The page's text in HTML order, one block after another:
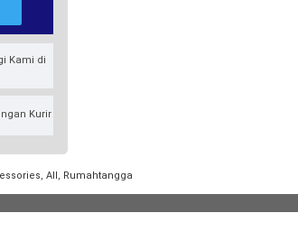
Kami di
Kurir
All Rumahtangga